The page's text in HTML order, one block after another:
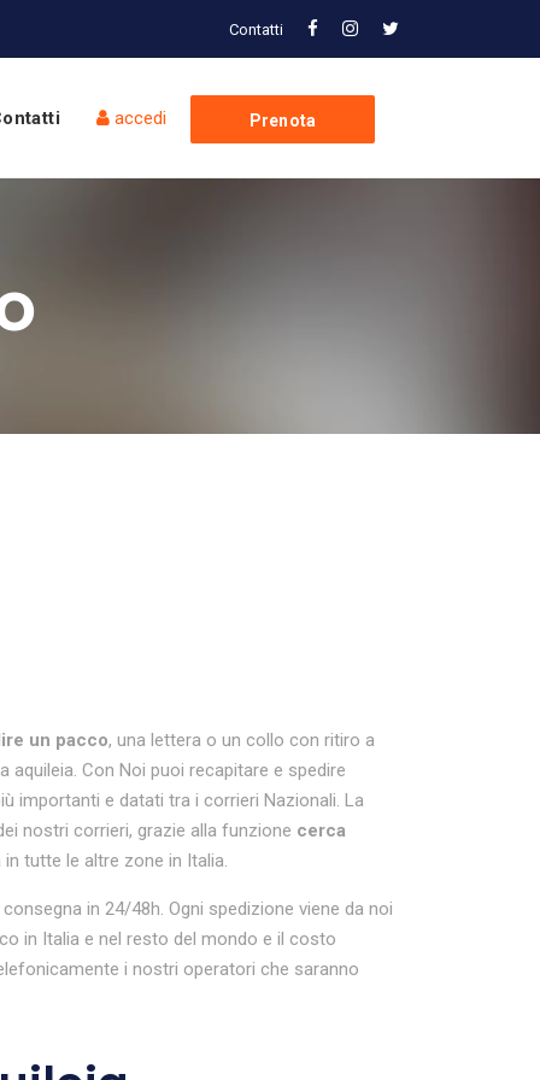
Contatti
accedi Prenota
un pacco, una lettera o un collo con ritiro a
Con Noi puoi recapitare e spedire
importanti e datati tra i corrieri Nazionali. La
nostri corrieri, grazie alla funzione cerca
tutte le altre zone in Italia.
in 24/48h. Ogni spedizione viene da noi
in Italia e nel resto del mondo e il costo
i nostri operatori che saranno